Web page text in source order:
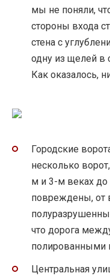
мы не поняли,
стороны входа
стена с
одну из щелей в
Как оказалось,
Городские
несколько
м и 3-м веках до
повреждены, от
что дорога
полированными
Центральная